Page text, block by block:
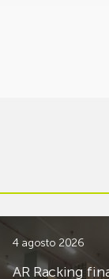
4 agosto 2026
AR Racking